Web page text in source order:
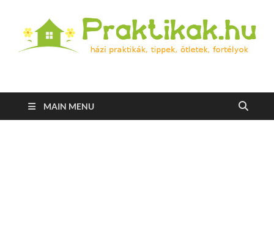
Praktikak.hu
MAIN MENU